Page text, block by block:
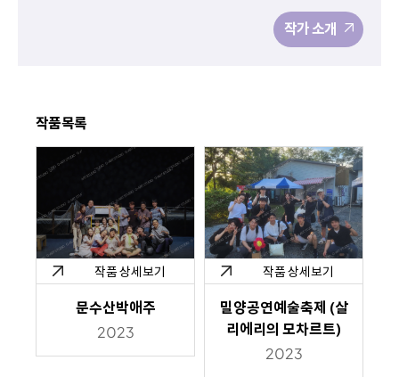
작가 소개
작품목록
작품 상세보기
문수산박애주
2023
작품 상세보기
밀양공연예술축제 (살
리에리의 모차르트)
2023